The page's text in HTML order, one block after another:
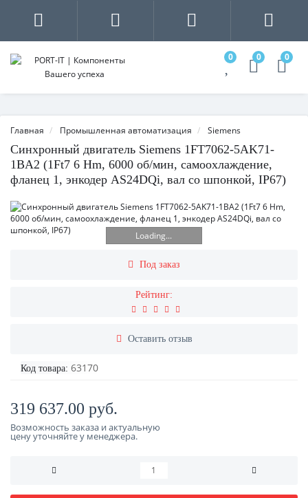
0 0 0
Главная Промышленная автоматизация Siemens
Синхронный двигатель Siemens 1FT7062-5AK71-
1BA2 (1Ft7 6 Hm, 6000 об/мин, самоохлаждение,
фланец 1, энкодер AS24DQi, вал со шпонкой, IP67)
Loading...
Под заказ
Рейтинг:
Оставить отзыв
Код товара: 63170
319 637.00 руб.
Возможность заказа и актуальную
цену уточняйте у менеджера.